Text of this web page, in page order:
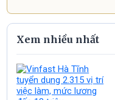
Xem nhiều nhất